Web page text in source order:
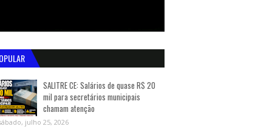
SALITRE CE: Salários de quase R$ 20
mil para secretários municipais
chamam atenção
julho 25, 2026